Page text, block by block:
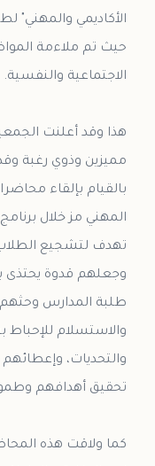
الأكاديمي والمهني"
حيث تم ملاءمة
هذا وقد أعلنت
مميزين وذوي رغبة
بالقيام بإلقاء
المهني مز خلال
تهدف لتشجيع الطلاب
وجعلهم قدوة يحتذى
طلبة المدارس
والاستسلام
والتحديات،
كما ولاقت هذه